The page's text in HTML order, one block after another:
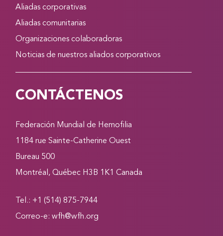
Aliadas corporativas
Aliadas comunitarias
Organizaciones colaboradoras
Noticias de nuestros aliados corporativos
CONTÁCTENOS
Federación Mundial de Hemofilia
1184 rue Sainte-Catherine Ouest
Bureau 500
Montréal, Québec H3B 1K1 Canada
Tel.: +1 (514) 875-7944
Correo-e:wfh@wfh.org